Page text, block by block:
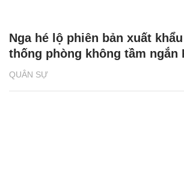
QUÂN SỰ
Nga hé lộ phiên bản xuất
thống phòng không tầm ngắn